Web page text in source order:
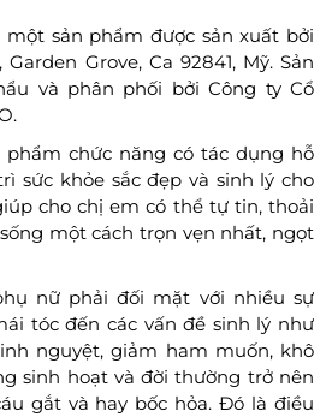
một sản phẩm được sản xuất bởi
Garden Grove, Ca 92841, Mỹ. Sản
và phân phối bởi Công ty Cổ
chức năng có tác dụng hỗ
sức khỏe sắc đẹp và sinh lý cho
cho chị em có thể tự tin, thoải
một cách trọn vẹn nhất, ngọt
nữ phải đối mặt với nhiều sự
tóc đến các vấn đề sinh lý như
nguyệt, giảm ham muốn, khô
sinh hoạt và đời thường trở nên
gắt và hay bốc hỏa. Đó là điều